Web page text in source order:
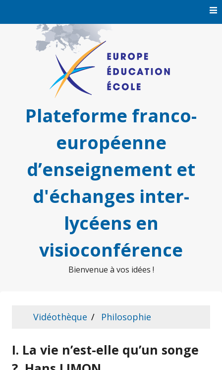
Plateforme franco-
européenne
d’enseignement et
d'échanges inter-
lycéens en
visioconférence
Bienvenue à vos idées !
Vidéothèque Philosophie
I. La vie n’est-elle qu’un songe